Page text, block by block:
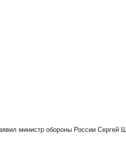
министр обороны России Сергей